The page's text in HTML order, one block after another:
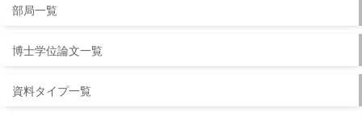
部局一覧
博士学位論文一覧
資料タイプ一覧